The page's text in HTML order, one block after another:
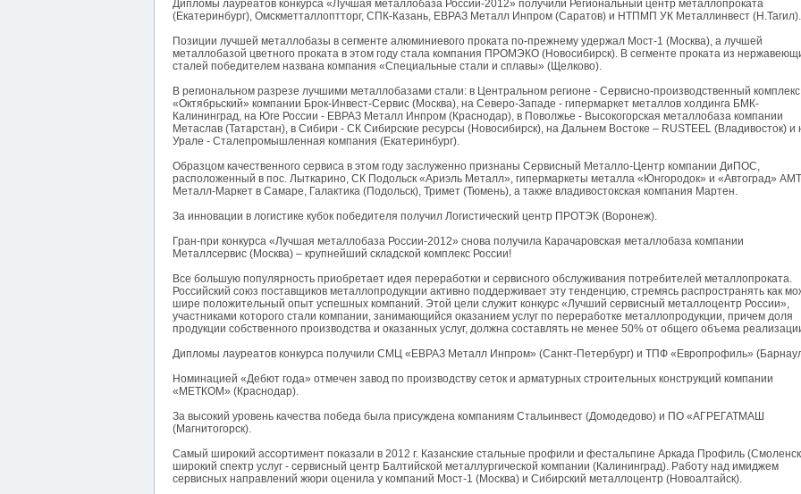
Дипломы лауреатов конкурса «Лучшая металлобаза России-2012» получили Региональный центр металлопроката
(Екатеринбург), Омскметталлоптторг, СПК-Казань, ЕВРАЗ Металл Инпром (Саратов) и НТПМП УК Металлинвест (Н.Тагил).
Позиции лучшей металлобазы в сегменте алюминиевого проката по-прежнему удержал Мост-1 (Москва), а лучшей
металлобазой цветного проката в этом году стала компания ПРОМЭКО (Новосибирск). В сегменте проката из
сталей победителем названа компания «Специальные стали и сплавы» (Щелково).
В региональном разрезе лучшими металлобазами стали: в Центральном регионе - Сервисно-производственный комплекс
«Октябрьский» компании Брок-Инвест-Сервис (Москва), на Северо-Западе - гипермаркет металлов холдинга БМК-
Калининград, на Юге России - ЕВРАЗ Металл Инпром (Краснодар), в Поволжье - Высокогорская металлобаза компании
Метаслав (Татарстан), в Сибири - СК Сибирские ресурсы (Новосибирск), на Дальнем Востоке – RUSTEEL (Владивосток) и
Урале - Сталепромышленная компания (Екатеринбург).
Образцом качественного сервиса в этом году заслуженно признаны Сервисный Металло-Центр компании ДиПОС,
расположенный в пос. Лыткарино, СК Подольск «Ариэль Металл», гипермаркеты металла «Юнгородок» и «Автоград» АМТ
Металл-Маркет в Самаре, Галактика (Подольск), Тримет (Тюмень), а также владивостокская компания Мартен.
За инновации в логистике кубок победителя получил Логистический центр ПРОТЭК (Воронеж).
Гран-при конкурса «Лучшая металлобаза России-2012» снова получила Карачаровская металлобаза компании
Металлсервис (Москва) – крупнейший складской комплекс России!
Все большую популярность приобретает идея переработки и сервисного обслуживания потребителей металлопроката.
Российский союз поставщиков металлопродукции активно поддерживает эту тенденцию, стремясь распространять как
шире положительный опыт успешных компаний. Этой цели служит конкурс «Лучший сервисный металлоцентр России»,
участниками которого стали компании, занимающийся оказанием услуг по переработке металлопродукции, причем доля
продукции собственного производства и оказанных услуг, должна составлять не менее 50% от общего объема
Дипломы лауреатов конкурса получили СМЦ «ЕВРАЗ Металл Инпром» (Санкт-Петербург) и ТПФ «Европрофиль»
Номинацией «Дебют года» отмечен завод по производству сеток и арматурных строительных конструкций компании
«МЕТКОМ» (Краснодар).
За высокий уровень качества победа была присуждена компаниям Стальинвест (Домодедово) и ПО «АГРЕГАТМАШ
(Магнитогорск).
Самый широкий ассортимент показали в 2012 г. Казанские стальные профили и фестальпине Аркада Профиль
широкий спектр услуг - сервисный центр Балтийской металлургической компании (Калининград). Работу над имиджем
сервисных направлений жюри оценила у компаний Мост-1 (Москва) и Сибирский металлоцентр (Новоалтайск).